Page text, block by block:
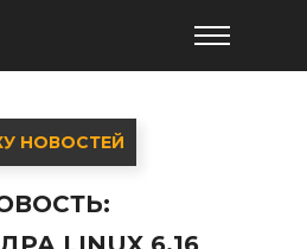
НОВОСТЕЙ